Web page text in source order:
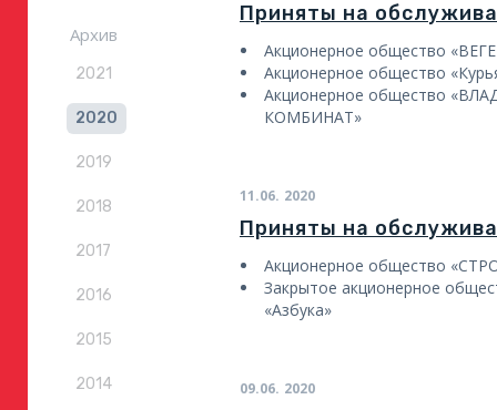
Архив
2021
2020
2019
2018
2017
2016
2015
2014
Приняты на
Акционерное общество
Акционерное общество
Акционерное общество
КОМБИНАТ»
11.06. 2020
Приняты на
Акционерное общество
Закрытое акционерное
«Азбука»
09.06. 2020